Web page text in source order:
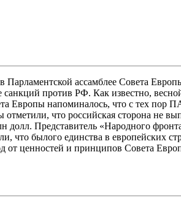
ассамблее Совета
против РФ. Как известно,
Европы напоминалось, что с тех пор
что российская сторона не
Представитель «Народного
что былого единства в европейских
ценностей и принципов Совета